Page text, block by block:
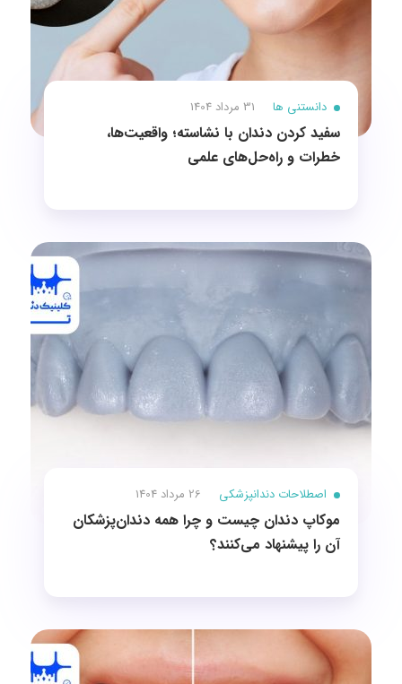
دانستنی ها 31 مرداد 1404
سفید کردن دندان با نشاسته؛ واقعیت‌ها،
خطرات و راه‌حل‌های علمی
اصطلاحات دندانپزشکی 26 مرداد 1404
موکاپ دندان چیست و چرا همه دندان‌پزشکان
آن را پیشنهاد می‌کنند؟